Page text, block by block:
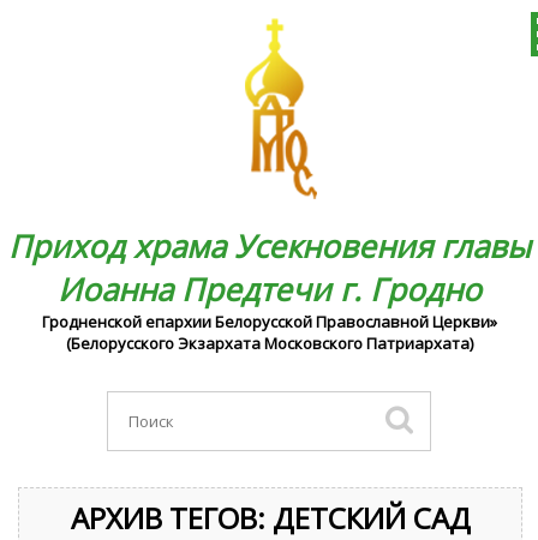
Приход храма Усекновения главы
Иоанна Предтечи г. Гродно
Гродненской епархии Белорусской Православной Церкви»
(Белорусского Экзархата Московского Патриархата)
АРХИВ ТЕГОВ: ДЕТСКИЙ САД